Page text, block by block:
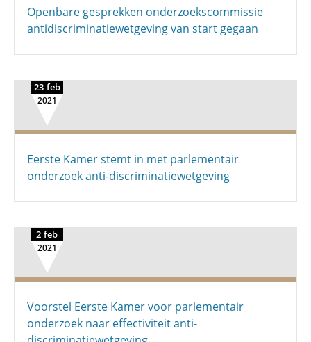
Openbare gesprekken onderzoekscommissie
antidiscriminatiewetgeving van start gegaan
23 feb
2021
Eerste Kamer stemt in met parlementair
onderzoek anti-discriminatiewetgeving
2 feb
2021
Voorstel Eerste Kamer voor parlementair
onderzoek naar effectiviteit anti-